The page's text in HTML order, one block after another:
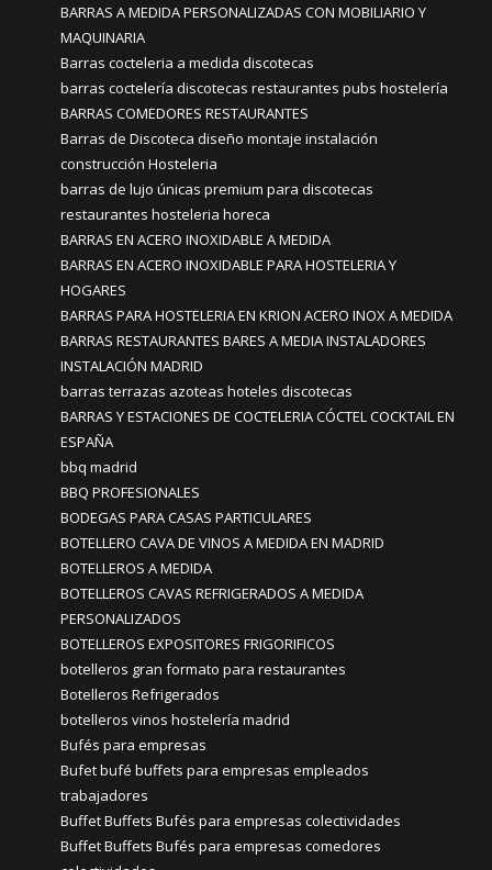
BARRAS A MEDIDA PERSONALIZADAS CON MOBILIARIO Y
MAQUINARIA
Barras cocteleria a medida discotecas
barras coctelería discotecas restaurantes pubs hostelería
BARRAS COMEDORES RESTAURANTES
Barras de Discoteca diseño montaje instalación
construcción Hosteleria
barras de lujo únicas premium para discotecas
restaurantes hosteleria horeca
BARRAS EN ACERO INOXIDABLE A MEDIDA
BARRAS EN ACERO INOXIDABLE PARA HOSTELERIA Y
HOGARES
BARRAS PARA HOSTELERIA EN KRION ACERO INOX A MEDIDA
BARRAS RESTAURANTES BARES A MEDIA INSTALADORES
INSTALACIÓN MADRID
barras terrazas azoteas hoteles discotecas
BARRAS Y ESTACIONES DE COCTELERIA CÓCTEL COCKTAIL EN
ESPAÑA
bbq madrid
BBQ PROFESIONALES
BODEGAS PARA CASAS PARTICULARES
BOTELLERO CAVA DE VINOS A MEDIDA EN MADRID
BOTELLEROS A MEDIDA
BOTELLEROS CAVAS REFRIGERADOS A MEDIDA
PERSONALIZADOS
BOTELLEROS EXPOSITORES FRIGORIFICOS
botelleros gran formato para restaurantes
Botelleros Refrigerados
botelleros vinos hostelería madrid
Bufés para empresas
Bufet bufé buffets para empresas empleados
trabajadores
Buffet Buffets Bufés para empresas colectividades
Buffet Buffets Bufés para empresas comedores